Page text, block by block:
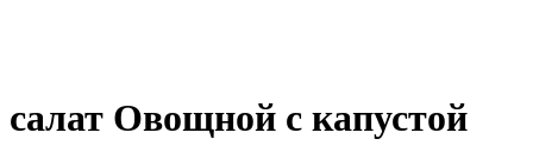
салат Овощной с капустой